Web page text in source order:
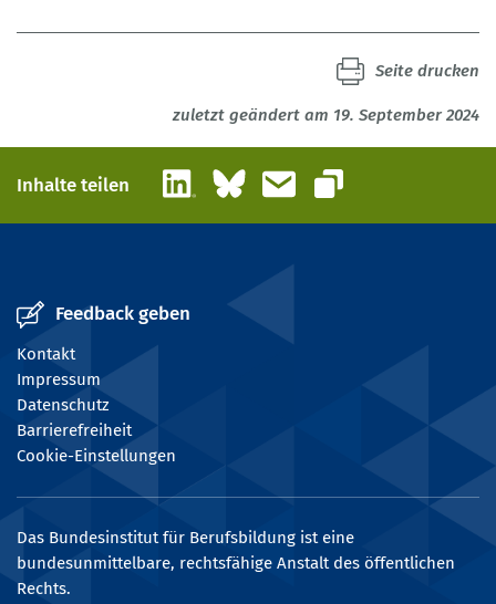
zuletzt geändert am 19. September 2024
Seite drucken
Inhalte teilen LinkedInBlueskyE-Mail
Link kopieren
Feedback geben
Kontakt
Impressum
Datenschutz
Barrierefreiheit
Cookie-Einstellungen
Das Bundesinstitut für Berufsbildung ist eine
bundesunmittelbare, rechtsfähige Anstalt des öffentlichen
Rechts.